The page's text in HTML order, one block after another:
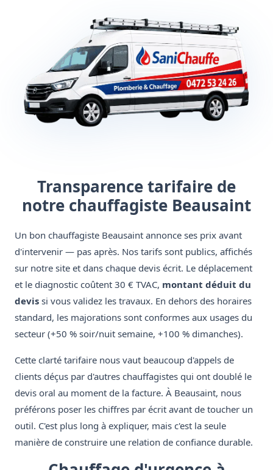
Transparence tarifaire de
notre chauffagiste Beausaint
Un bon chauffagiste Beausaint annonce ses prix avant
d'intervenir — pas après. Nos tarifs sont publics, affichés
sur notre site et dans chaque devis écrit. Le déplacement
et le diagnostic coûtent 30 € TVAC, montant déduit du
devis si vous validez les travaux. En dehors des horaires
standard, les majorations sont conformes aux usages du
secteur (+50 % soir/nuit semaine, +100 % dimanches).
Cette clarté tarifaire nous vaut beaucoup d'appels de
clients déçus par d'autres chauffagistes qui ont doublé le
devis oral au moment de la facture. À Beausaint, nous
préférons poser les chiffres par écrit avant de toucher un
outil. C'est plus long à expliquer, mais c'est la seule
manière de construire une relation de confiance durable.